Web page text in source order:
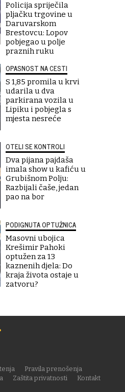
Policija spriječila
pljačku trgovine u
Daruvarskom
Brestovcu: Lopov
pobjegao u polje
praznih ruku
OPASNOST NA CESTI
S 1,85 promila u krvi
udarila u dva
parkirana vozila u
Lipiku i pobjegla s
mjesta nesreće
OTELI SE KONTROLI
Dva pijana pajdaša
imala show u kafiću u
Grubišnom Polju:
Razbijali čaše, jedan
pao na bor
PODIGNUTA OPTUŽNICA
Masovni ubojica
Krešimir Pahoki
optužen za 13
kaznenih djela: Do
kraja života ostaje u
zatvoru?
Pravila prenošenja
Zaštita privatnosti
Kontakt